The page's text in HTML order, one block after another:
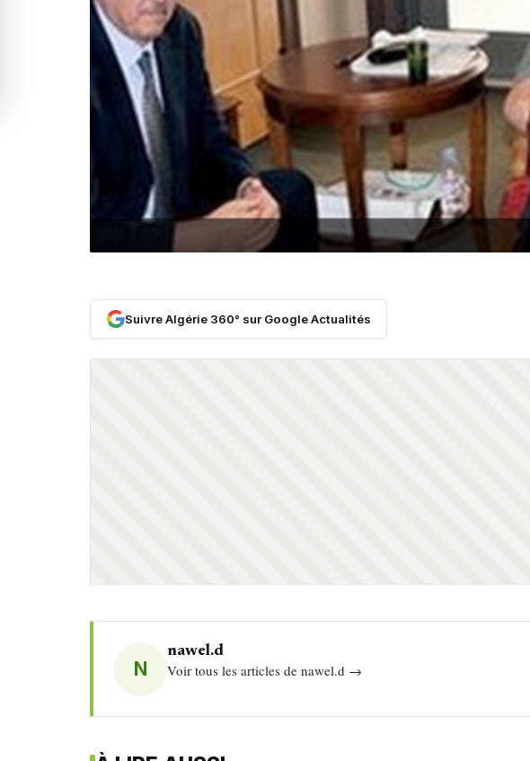
Suivre Algérie 360° sur Google Actualités
N
nawel.d
Voir tous les articles de nawel.d →